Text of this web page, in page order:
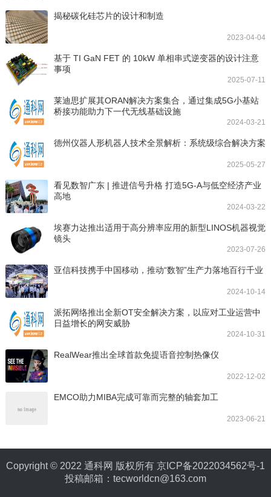
揭秘碳化硅芯片的设计和制造
2023-04-04
基于 TI GaN FET 的 10kW 单相串式逆变器的设计注意
事项
2025-07-11
莱迪思扩展其ORAN解决方案集合，通过集成5G小基站
桥接功能助力下一代无线基础设施
2024-03-21
德州仪器人形机器人技术全景解析：系统级综合解决方案
2025-05-27
看见数智广东 | 推进信号升格 打造5G-A与低空经济产业
高地
2024-03-22
埃赛力达推出适用于高分辨率应用的新型LINOS机器视觉
镜头
2023-07-26
亚信科技携手中国移动，推动“数智”生产力落地百行千业
2024-10-14
派拓网络推出全新OT安全解决方案，以应对工业运营中
日益增长的网安威胁
2024-10-31
RealWear推出全球首款免提语音控制热像仪
2022-12-02
EMCO助力MIBA完成可靠而完整的轴套加工
2023-06-21
Copyright © 2022 通科网 版权所有 京ICP备2022034562号-1
投稿邮箱：tecworldcn@163.com